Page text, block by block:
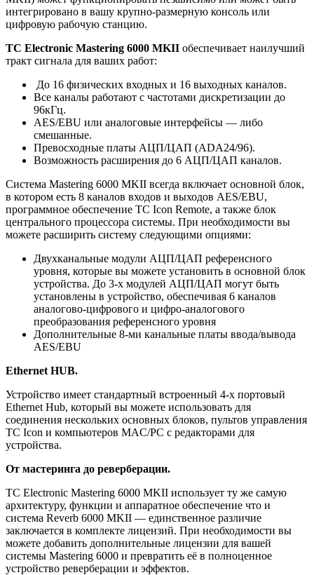
интегрировано в вашу крупно-размерную консоль или
цифровую рабочую станцию.
TC Electronic Mastering 6000 MKII обеспечивает наилучший
тракт сигнала для ваших работ:
До 16 физических входных и 16 выходных каналов.
Все каналы работают с частотами дискретизации до
96кГц.
AES/EBU или аналоговые интерфейсы — либо
смешанные.
Превосходные платы АЦП/ЦАП (ADA24/96).
Возможность расширения до 6 АЦП/ЦАП каналов.
Система Mastering 6000 MKII всегда включает основной блок,
в котором есть 8 каналов входов и выходов AES/EBU,
программное обеспечение TC Icon Remote, а также блок
центрального процессора системы. При необходимости вы
можете расширить систему следующими опциями:
Двухканальные модули АЦП/ЦАП референсного
уровня, которые вы можете установить в основной блок
устройства. До 3-х модулей АЦП/ЦАП могут быть
установлены в устройство, обеспечивая 6 каналов
аналогово-цифрового и цифро-аналогового
преобразования референсного уровня
Дополнительные 8-ми канальные платы ввода/вывода
AES/EBU
Ethernet HUB.
Устройство имеет стандартный встроенный 4-х портовый
Ethernet Hub, который вы можете использовать для
соединения нескольких основных блоков, пультов управления
TC Icon и компьютеров MAC/PC с редакторами для
устройства.
От мастеринга до реверберации.
TC Electronic Mastering 6000 MKII использует ту же самую
архитектуру, функции и аппаратное обеспечение что и
система Reverb 6000 MKII — единственное различие
заключается в комплекте лицензий. При необходимости вы
можете добавить дополнительные лицензии для вашей
системы Mastering 6000 и превратить её в полноценное
устройство реверберации и эффектов.